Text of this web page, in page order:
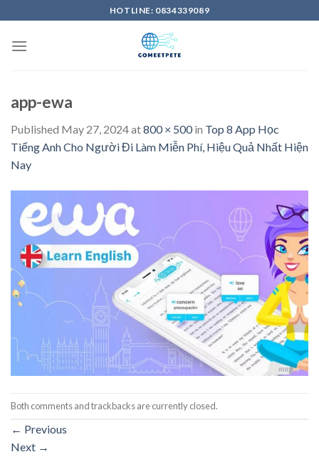
content
HOTLINE: 0834339089
app-ewa
Published May 27, 2024at800 × 500in Top 8 App Học
Tiếng Anh Cho Người Đi Làm Miễn Phí, Hiệu Quả Nhất Hiện
Nay
Both comments and trackbacks are currently closed.
← Previous
Next →